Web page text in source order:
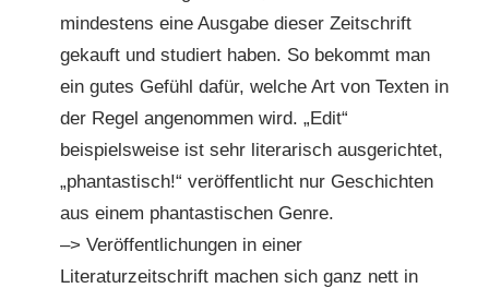
mindestens eine Ausgabe dieser Zeitschrift
gekauft und studiert haben. So bekommt man
ein gutes Gefühl dafür, welche Art von Texten in
der Regel angenommen wird. „Edit“
beispielsweise ist sehr literarisch ausgerichtet,
„phantastisch!“ veröffentlicht nur Geschichten
aus einem phantastischen Genre.
–> Veröffentlichungen in einer
Literaturzeitschrift machen sich ganz nett in